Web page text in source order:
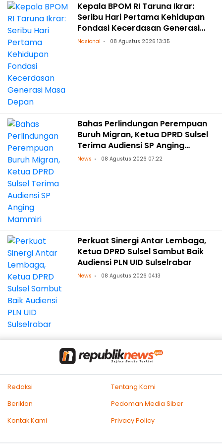
Kepala BPOM RI Taruna Ikrar:
Seribu Hari Pertama Kehidupan
Fondasi Kecerdasan Generasi
Masa Depan
Nasional 08 Agustus 2026 13:35
Bahas Perlindungan Perempuan
Buruh Migran, Ketua DPRD Sulsel
Terima Audiensi SP Anging
Mammiri
News 08 Agustus 2026 07:22
Perkuat Sinergi Antar Lembaga,
Ketua DPRD Sulsel Sambut Baik
Audiensi PLN UID Sulselrabar
News 08 Agustus 2026 04:13
Redaksi
Tentang Kami
Beriklan
Pedoman Media Siber
Kontak Kami
Privacy Policy